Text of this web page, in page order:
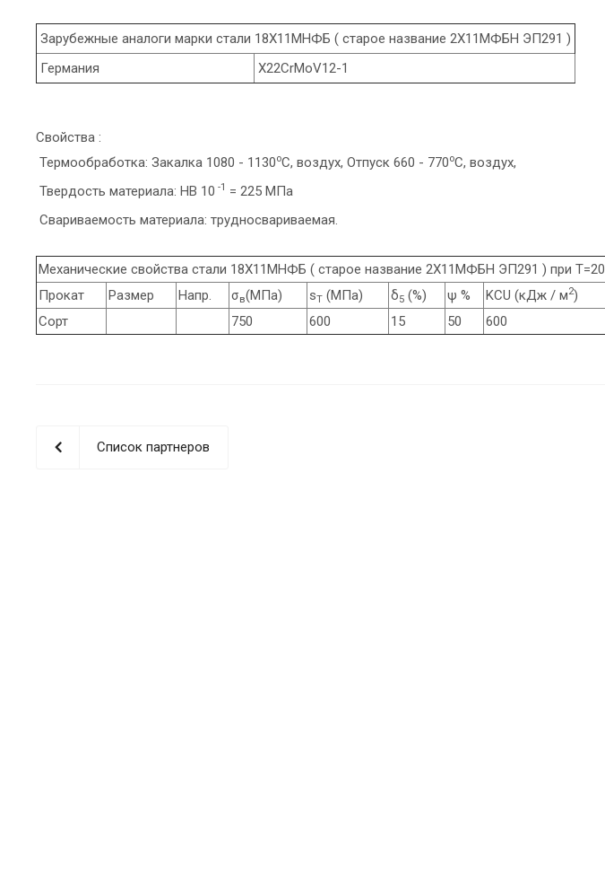
Зарубежные аналоги марки стали 18Х11МНФБ ( старое название 2Х11МФБН ЭП291 )
Германия
X22CrMoV12-1
Свойства :
Термообработка: Закалка 1080 - 1130oC, воздух, Отпуск 660 - 770oC, воздух,
Твердость материала: HB 10 -1
= 225 МПа
Свариваемость материала: трудносвариваемая.
Механические свойства стали 18Х11МНФБ ( старое название 2Х11МФБН ЭП291 ) при Т=20
Прокат
Размер Напр. σв(МПа) sT (МПа) δ5 (%) ψ % KCU (кДж / м2)
Сорт
750 600 15 50 600
Список партнеров